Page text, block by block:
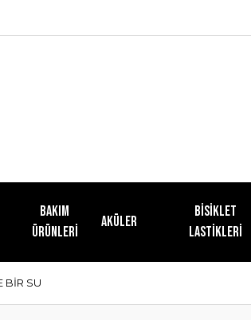
Bakım
Ürünleri
Aküler
Bisiklet
Lastikleri
BİR SU